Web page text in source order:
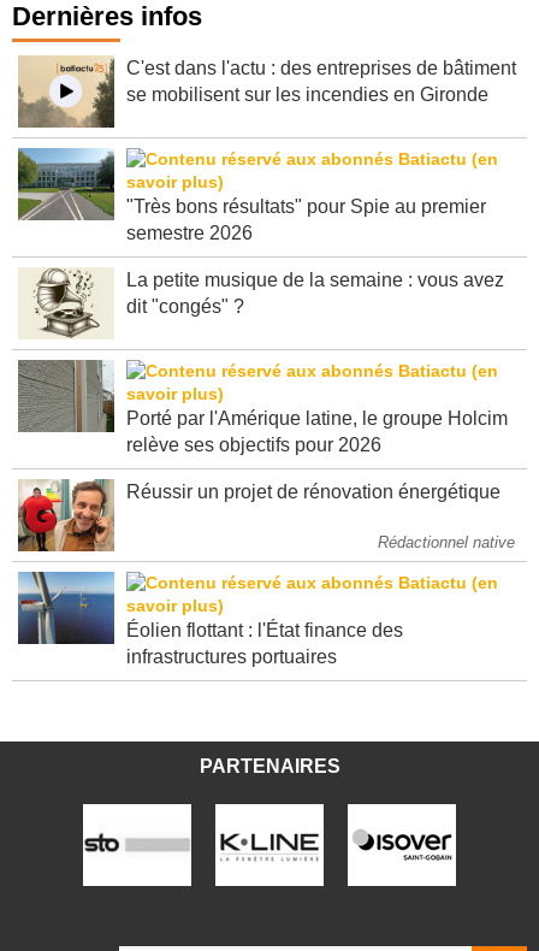
Dernières infos
C'est dans l'actu : des entreprises de bâtiment
se mobilisent sur les incendies en Gironde
"Très bons résultats" pour Spie au premier
semestre 2026
La petite musique de la semaine : vous avez
dit "congés" ?
Porté par l'Amérique latine, le groupe Holcim
relève ses objectifs pour 2026
Réussir un projet de rénovation énergétique
Rédactionnel native
Éolien flottant : l'État finance des
infrastructures portuaires
PARTENAIRES